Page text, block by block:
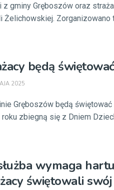
z gminy Gręboszów oraz
Żelichowskiej. Zorganizowano
będą
2025
Gręboszów będą
zbiegną się z Dniem
wymaga
świętowali